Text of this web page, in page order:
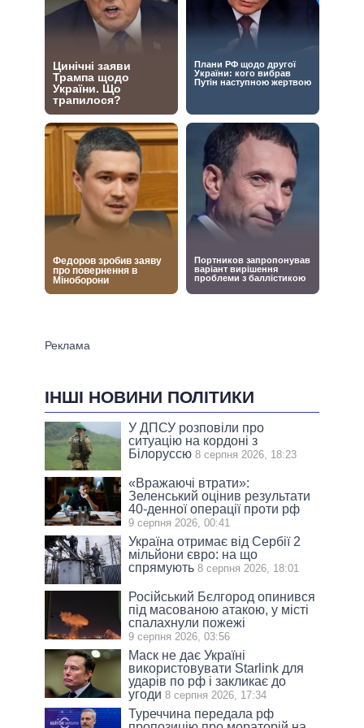
ІНШІ НОВИНИ ПОЛІТИКИ
У ДПСУ розповіли про
ситуацію на кордоні з
Білоруссю 8 серпня 2026, 18:23
«Вражаючі втрати»:
Зеленський оцінив результати
40-денної операції проти рф
9 серпня 2026, 00:41
Україна отримає від Сербії 2
мільйони євро: на що
спрямують 8 серпня 2026, 18:01
Російський Бєлгород опинився
під масованою атакою, у місті
спалахнули пожежі
9 серпня 2026, 03:56
Маск не дає Україні
використовувати Starlink для
ударів по рф і закликає до
угоди 8 серпня 2026, 17:34
Туреччина передала рф